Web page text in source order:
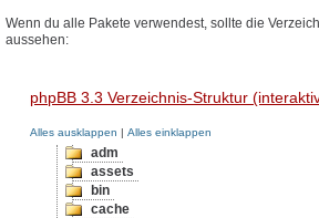
Wenn du alle Pakete verwendest, sollte die
aussehen:
phpBB 3.3 Verzeichnis-Struktur
Alles ausklappen | Alles einklappen
adm
assets
bin
cache